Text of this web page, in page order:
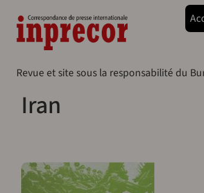
Revue et site sous la responsabilité du
Iran